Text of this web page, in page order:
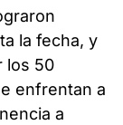
la fecha, y
los 50
enfrentan a
a